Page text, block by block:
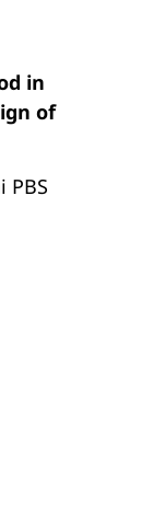
in
of
PBS